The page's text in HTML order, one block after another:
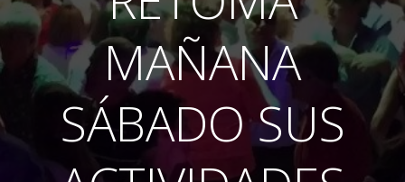
MAÑANA
SÁBADO SUS